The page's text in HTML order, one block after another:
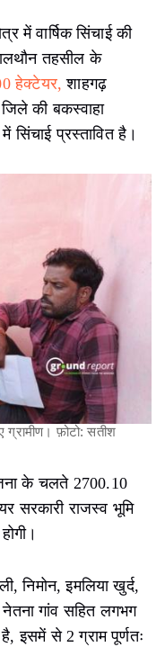
में वार्षिक सिंचाई की
तहसील के
हेक्टेयर, शाहगढ़
की बकस्वाहा
प्रस्तावित है।
फ़ोटो: सतीश
के चलते 2700.10
सरकारी राजस्व भूमि
निमोन, इमलिया खुर्द,
नेतना गांव सहित लगभग
इसमें से 2 ग्राम पूर्णतः